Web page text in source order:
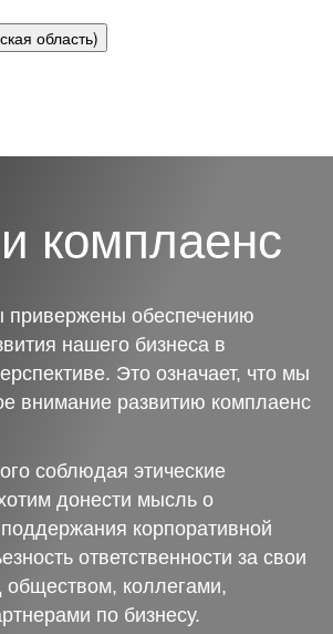
область)
комплаенс
привержены обеспечению
нашего бизнеса в
Это означает, что мы
внимание развитию комплаенс
соблюдая этические
донести мысль о
корпоративной
ответственности за свои
обществом, коллегами,
по бизнесу.